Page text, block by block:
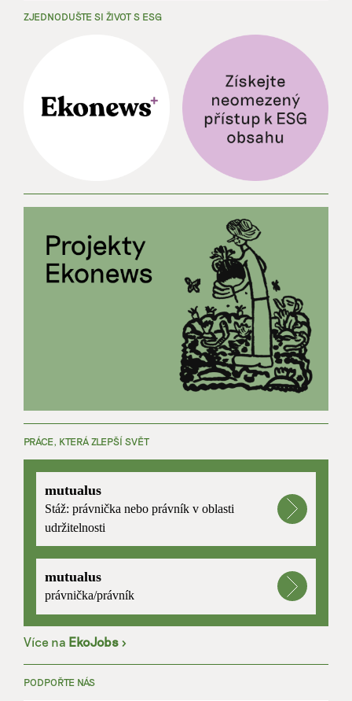
ZJEDNODUŠTE SI ŽIVOT S ESG
PRÁCE, KTERÁ ZLEPŠÍ SVĚT
mutualus
Stáž: právnička nebo právník v oblasti
udržitelnosti
mutualus
právnička/právník
Více na EkoJobs >
PODPOŘTE NÁS